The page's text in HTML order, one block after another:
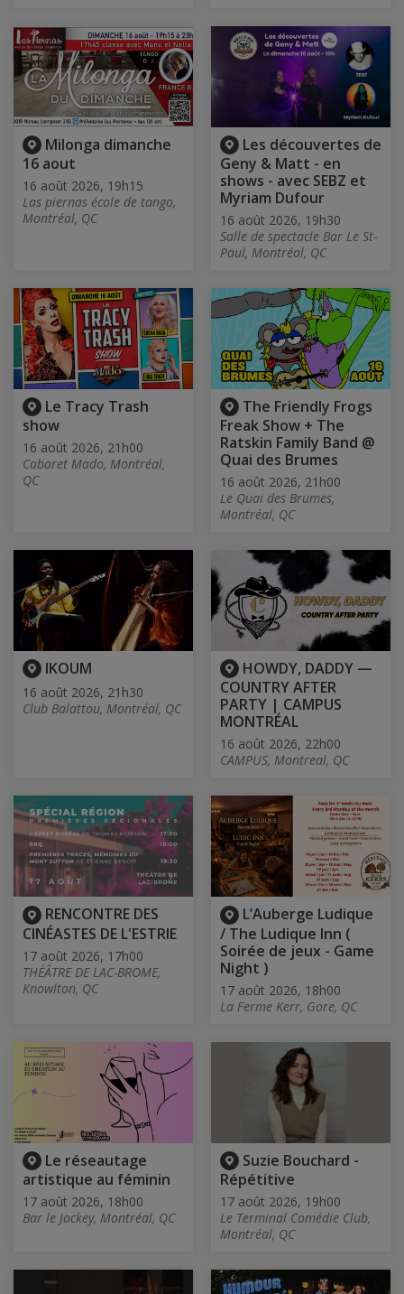
Milonga dimanche
16 aout
16 août 2026, 19h15
Las piernas école de tango,
Montréal, QC
Les découvertes de
Geny & Matt - en
shows - avec SEBZ et
Myriam Dufour
16 août 2026, 19h30
Salle de spectacle Bar Le St-
Paul, Montréal, QC
Le Tracy Trash
show
16 août 2026, 21h00
Cabaret Mado, Montréal,
QC
The Friendly Frogs
Freak Show + The
Ratskin Family Band @
Quai des Brumes
16 août 2026, 21h00
Le Quai des Brumes,
Montréal, QC
IKOUM
16 août 2026, 21h30
Club Balattou, Montréal, QC
HOWDY, DADDY —
COUNTRY AFTER
PARTY | CAMPUS
MONTRÉAL
16 août 2026, 22h00
CAMPUS, Montreal, QC
RENCONTRE DES
CINÉASTES DE L'ESTRIE
17 août 2026, 17h00
THÉÂTRE DE LAC-BROME,
Knowlton, QC
L’Auberge Ludique
/ The Ludique Inn (
Soirée de jeux - Game
Night )
17 août 2026, 18h00
La Ferme Kerr, Gore, QC
Le réseautage
artistique au féminin
17 août 2026, 18h00
Bar le Jockey, Montréal, QC
Suzie Bouchard -
Répétitive
17 août 2026, 19h00
Le Terminal Comédie Club,
Montréal, QC